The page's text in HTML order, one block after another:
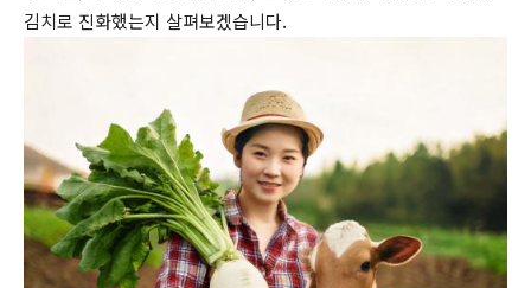
김치로 진화했는지 살펴보겠습니다.